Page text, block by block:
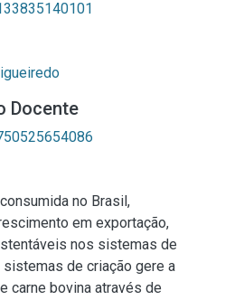
Docente
no Brasil,
em exportação,
nos sistemas de
de criação gere a
carne bovina através de